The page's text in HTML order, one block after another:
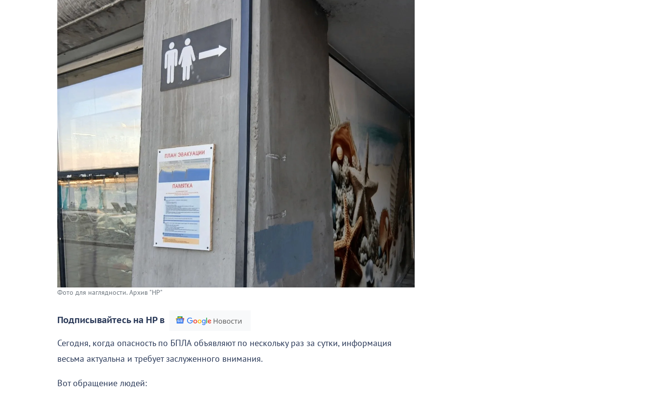
Фото для наглядности. Архив "НР"
Подписывайтесь на НР в
Сегодня, когда опасность по БПЛА объявляют по нескольку раз за сутки, информация
весьма актуальна и требует заслуженного внимания.
Вот обращение людей: